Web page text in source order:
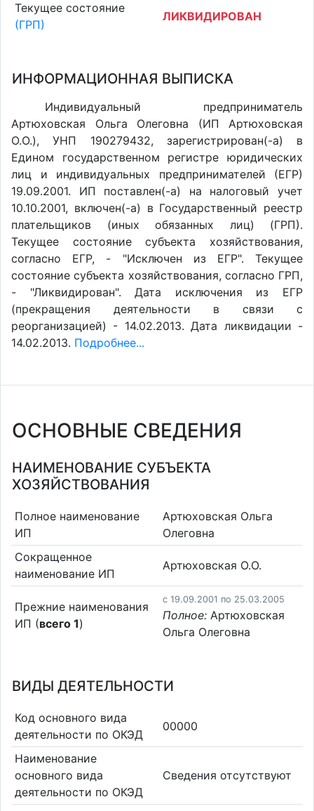
Текущее состояние
(ГРП)
ЛИКВИДИРОВАН
ИНФОРМАЦИОННАЯ ВЫПИСКА
Индивидуальный предприниматель
Артюховская Ольга Олеговна (ИП Артюховская
О.О.), УНП 190279432, зарегистрирован(-а) в
Едином государственном регистре юридических
лиц и индивидуальных предпринимателей (ЕГР)
19.09.2001. ИП поставлен(-a) на налоговый учет
10.10.2001, включен(-a) в Государственный реестр
плательщиков (иных обязанных лиц) (ГРП).
Текущее состояние субъекта хозяйствования,
согласно ЕГР, - "Исключен из ЕГР". Текущее
состояние субъекта хозяйствования, согласно ГРП,
- "Ликвидирован". Дата исключения из ЕГР
(прекращения деятельности в связи с
реорганизацией) - 14.02.2013. Дата ликвидации -
14.02.2013. Подробнее...
ОСНОВНЫЕ СВЕДЕНИЯ
НАИМЕНОВАНИЕ СУБЪЕКТА
ХОЗЯЙСТВОВАНИЯ
Полное наименование
ИП
Артюховская Ольга
Олеговна
Сокращенное
наименование ИП
Артюховская О.О.
Прежние наименования
ИП (всего 1)
c 19.09.2001 по 25.03.2005
Полное: Артюховская
Ольга Олеговна
ВИДЫ ДЕЯТЕЛЬНОСТИ
Код основного вида
деятельности по ОКЭД
00000
Наименование
основного вида
деятельности по ОКЭД
Cведения отсутствуют